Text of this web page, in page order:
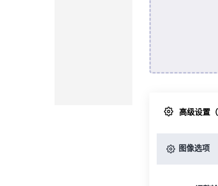
高级设置
图像选项